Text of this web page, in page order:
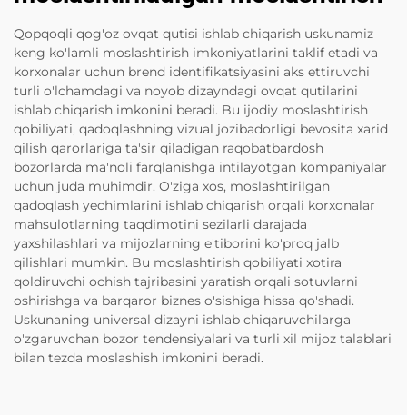
Qopqoqli qog'oz ovqat qutisi ishlab chiqarish uskunamiz
keng ko'lamli moslashtirish imkoniyatlarini taklif etadi va
korxonalar uchun brend identifikatsiyasini aks ettiruvchi
turli o'lchamdagi va noyob dizayndagi ovqat qutilarini
ishlab chiqarish imkonini beradi. Bu ijodiy moslashtirish
qobiliyati, qadoqlashning vizual jozibadorligi bevosita xarid
qilish qarorlariga ta'sir qiladigan raqobatbardosh
bozorlarda ma'noli farqlanishga intilayotgan kompaniyalar
uchun juda muhimdir. O'ziga xos, moslashtirilgan
qadoqlash yechimlarini ishlab chiqarish orqali korxonalar
mahsulotlarning taqdimotini sezilarli darajada
yaxshilashlari va mijozlarning e'tiborini ko'proq jalb
qilishlari mumkin. Bu moslashtirish qobiliyati xotira
qoldiruvchi ochish tajribasini yaratish orqali sotuvlarni
oshirishga va barqaror biznes o'sishiga hissa qo'shadi.
Uskunaning universal dizayni ishlab chiqaruvchilarga
o'zgaruvchan bozor tendensiyalari va turli xil mijoz talablari
bilan tezda moslashish imkonini beradi.